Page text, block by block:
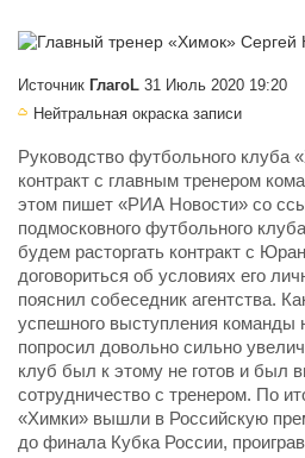
Источник ГлагоL 31 Июль 2020 19:20
Нейтральная окраска записи
Руководство футбольного клуба
контракт с главным тренером
этом пишет «РИА Новости» со
подмосковного футбольного
будем расторгать контракт с
договориться об условиях его
пояснил собеседник агентства.
успешного выступления команды
попросил довольно сильно
клуб был к этому не готов и был
сотрудничество с тренером. По
«Химки» вышли в Российскую
до финала Кубка России,